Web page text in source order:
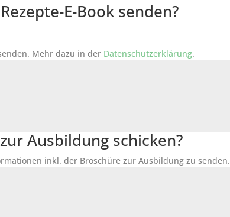
E-Book senden?
Mehr dazu in der Datenschutzerklärung.
Ausbildung schicken?
inkl. der Broschüre zur Ausbildung zu senden.